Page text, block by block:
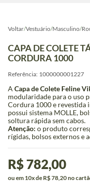
Voltar/Vestuário/Masculino/
CAPA DE COLETE
CORDURA 1000
Referência: 1000000001227
A Capa de Colete Feline
modularidade para o uso
Cordura 1000 e revestida
possui sistema MOLLE,
soltura rápida sem cabos.
Atenção: o produto
rígidas, bolsos externos e
R$ 782,00
ou em 10x de R$ 78,20 no